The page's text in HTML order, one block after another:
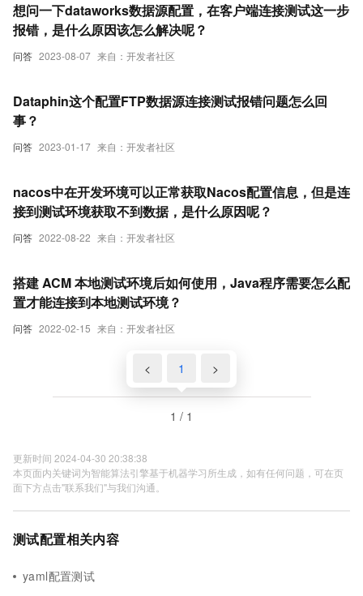
问答 2023-08-07 来自：开发者社区
想问一下dataworks数据源配置，在客户端连接测试这一步
报错，是什么原因该怎么解决呢？
问答 2023-01-17 来自：开发者社区
Dataphin这个配置FTP数据源连接测试报错问题怎么回
事？
问答 2022-08-22 来自：开发者社区
nacos中在开发环境可以正常获取Nacos配置信息，但是连
接到测试环境获取不到数据，是什么原因呢？
问答 2022-02-15 来自：开发者社区
搭建 ACM 本地测试环境后如何使用，Java程序需要怎么配
置才能连接到本地测试环境？
< 1 >
1 / 1
更新时间 2024-04-30 20:38:38
本页面内关键词为智能算法引擎基于机器学习所生成，如有任何问题，可在页
面下方点击"联系我们"与我们沟通。
测试配置相关内容
yaml配置测试